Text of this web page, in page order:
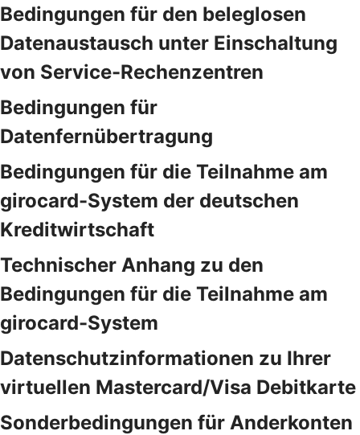
Bedingungen für den beleglosen
Datenaustausch unter Einschaltung
von Service-Rechenzentren
Bedingungen für
Datenfernübertragung
Bedingungen für die Teilnahme am
girocard-System der deutschen
Kreditwirtschaft
Technischer Anhang zu den
Bedingungen für die Teilnahme am
girocard-System
Datenschutzinformationen zu Ihrer
virtuellen Mastercard/Visa Debitkarte
Sonderbedingungen für Anderkonten